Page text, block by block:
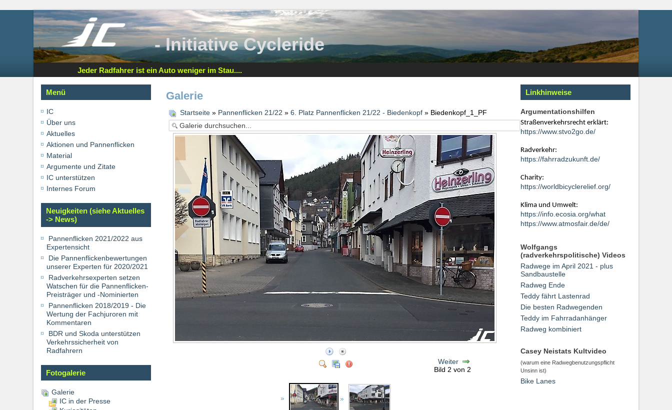
- Initiative Cycleride
Jeder Radfahrer ist ein Auto weniger im Stau....
Menü
IC
Über uns
Aktuelles
Aktionen und Pannenflicken
Material
Argumente und Zitate
IC unterstützen
Internes Forum
Neuigkeiten (siehe Aktuelles
-> News)
Pannenflicken 2021/2022 aus
Expertensicht
Die Pannenflickenbewertungen
unserer Experten für 2020/2021
Radverkehrsexperten setzen
Watschen für die Pannenflicken-
Preisträger und -Nominierten
Pannenflicken 2018/2019 - Die
Wertung der Fachjuroren mit
Kommentaren
BDR und Skoda unterstützen
Verkehrssicherheit von
Radfahrern
Fotogalerie
Galerie
IC in der Presse
Galerie
Startseite » Pannenflicken 21/22 »6. Platz Pannenflicken 21/22 - Biedenkopf » Biedenkopf_1_PF
Weiter
Bild 2 von 2
Linkhinweise
Argumentationshilfen
Straßenverkehrsrecht erklärt:
https://www.stvo2go.de/
Radverkehr:
https://fahrradzukunft.de/
Charity:
https://worldbicyclerelief.org/
Klima und Umwelt:
https://info.ecosia.org/what
https://www.atmosfair.de/de/
Wolfgangs
(radverkehrspolitische) Videos
Radwege im April 2021 - plus
Sandbaustelle
Radweg Ende
Teddy fährt Lastenrad
Die besten Radwegenden
Teddy im Fahrradanhänger
Radweg kombiniert
Casey Neistats Kultvideo
(warum eine Radwegbenutzungspflicht
Unsinn ist)
Bike Lanes